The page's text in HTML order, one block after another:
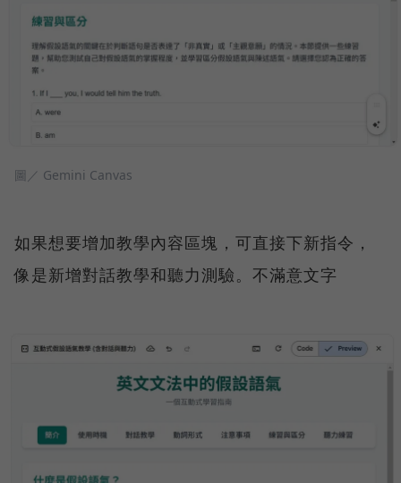
圖／ Gemini Canvas
如果想要增加教學內容區塊，可直接下新指令，
像是新增對話教學和聽力測驗。不滿意文字